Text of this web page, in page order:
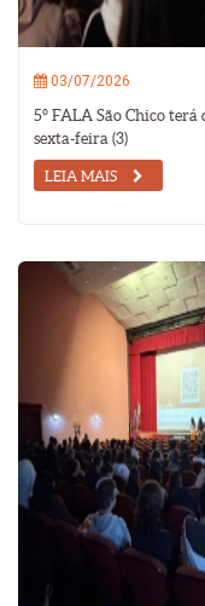
03/07/2026
5º FALA São Chico terá
sexta-feira (3)
LEIA MAIS